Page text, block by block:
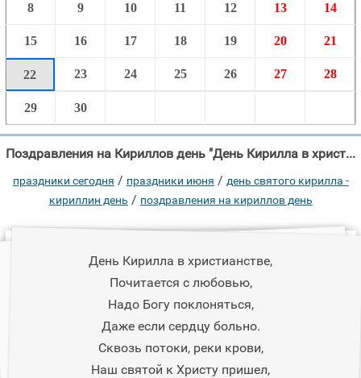
8 9 10 11 12 13 14
15 16 17 18 19 20 21
22 23 24 25 26 27 28
29 30
Поздравления на Кириллов день "День Кирилла в христианстве, Почитается с любовью, Надо Богу поклоняться, Даже"
праздники сегодня / праздники июня / день святого кирилла -
кириллин день / поздравления на кириллов день
День Кирилла в христианстве,
Почитается с любовью,
Надо Богу поклоняться,
Даже если сердцу больно.
Сквозь потоки, реки крови,
Наш святой к Христу пришел,